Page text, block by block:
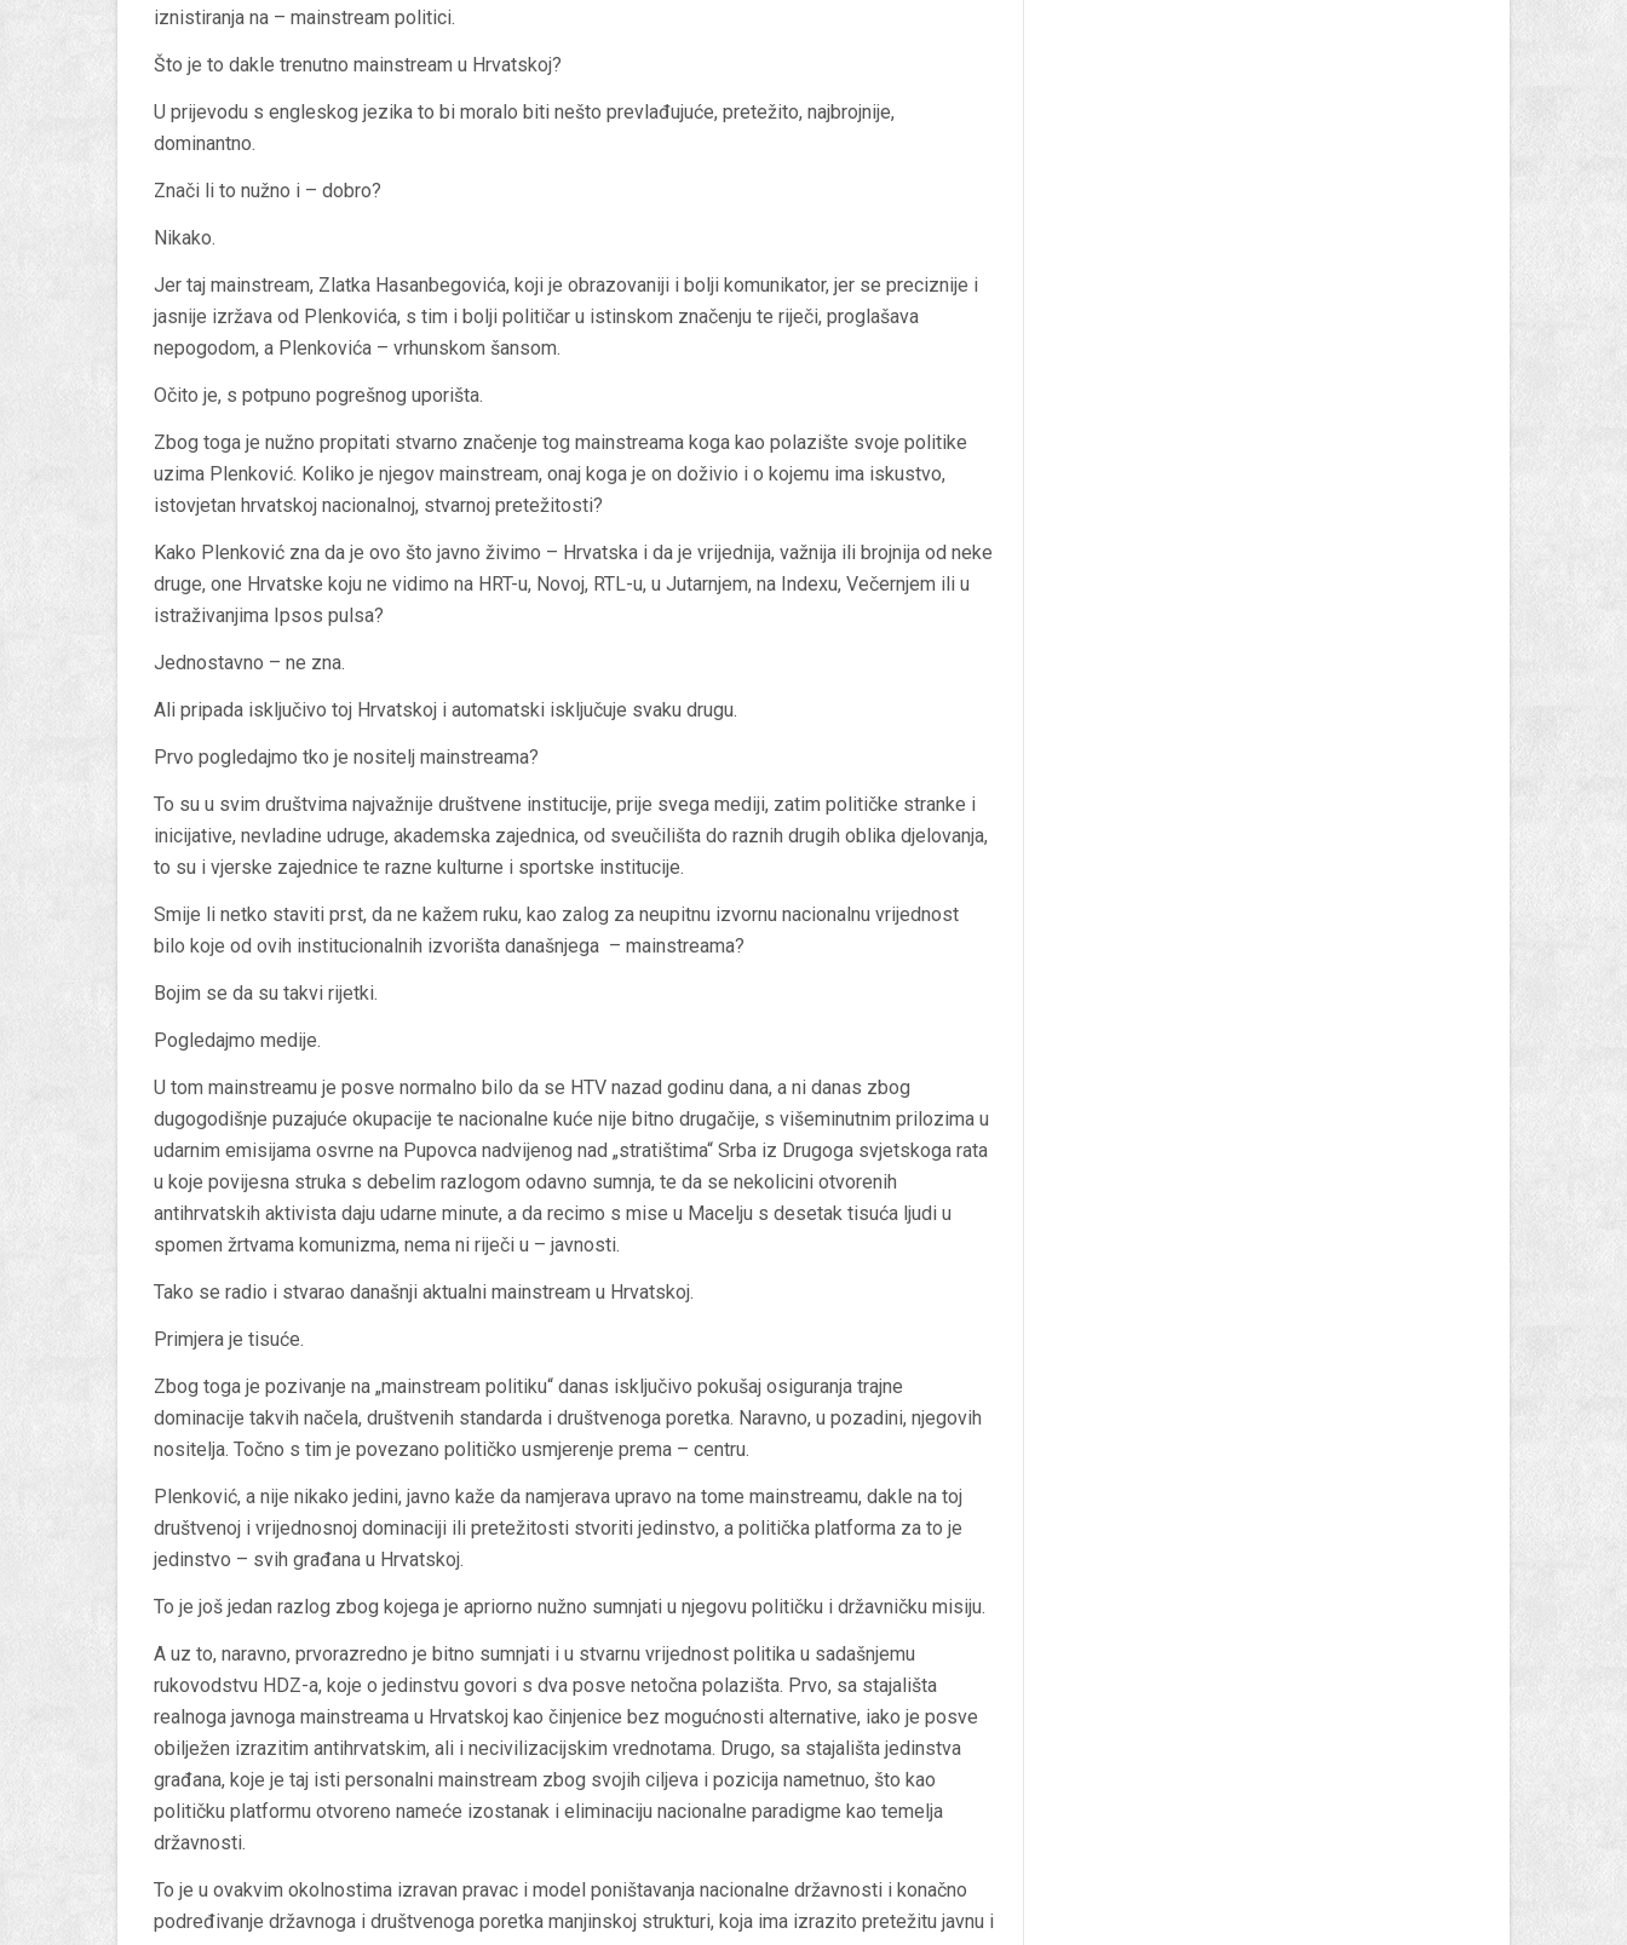
iznistiranja na – mainstream politici.
Što je to dakle trenutno mainstream u Hrvatskoj?
U prijevodu s engleskog jezika to bi moralo biti nešto prevlađujuće, pretežito, najbrojnije,
dominantno.
Znači li to nužno i – dobro?
Nikako.
Jer taj mainstream, Zlatka Hasanbegovića, koji je obrazovaniji i bolji komunikator, jer se preciznije i
jasnije izržava od Plenkovića, s tim i bolji političar u istinskom značenju te riječi, proglašava
nepogodom, a Plenkovića – vrhunskom šansom.
Očito je, s potpuno pogrešnog uporišta.
Zbog toga je nužno propitati stvarno značenje tog mainstreama koga kao polazište svoje politike
uzima Plenković. Koliko je njegov mainstream, onaj koga je on doživio i o kojemu ima iskustvo,
istovjetan hrvatskoj nacionalnoj, stvarnoj pretežitosti?
Kako Plenković zna da je ovo što javno živimo – Hrvatska i da je vrijednija, važnija ili brojnija od neke
druge, one Hrvatske koju ne vidimo na HRT-u, Novoj, RTL-u, u Jutarnjem, na Indexu, Večernjem ili u
istraživanjima Ipsos pulsa?
Jednostavno – ne zna.
Ali pripada isključivo toj Hrvatskoj i automatski isključuje svaku drugu.
Prvo pogledajmo tko je nositelj mainstreama?
To su u svim društvima najvažnije društvene institucije, prije svega mediji, zatim političke stranke i
inicijative, nevladine udruge, akademska zajednica, od sveučilišta do raznih drugih oblika djelovanja,
to su i vjerske zajednice te razne kulturne i sportske institucije.
Smije li netko staviti prst, da ne kažem ruku, kao zalog za neupitnu izvornu nacionalnu vrijednost
bilo koje od ovih institucionalnih izvorišta današnjega – mainstreama?
Bojim se da su takvi rijetki.
Pogledajmo medije.
U tom mainstreamu je posve normalno bilo da se HTV nazad godinu dana, a ni danas zbog
dugogodišnje puzajuće okupacije te nacionalne kuće nije bitno drugačije, s višeminutnim prilozima u
udarnim emisijama osvrne na Pupovca nadvijenog nad „stratištima“ Srba iz Drugoga svjetskoga rata
u koje povijesna struka s debelim razlogom odavno sumnja, te da se nekolicini otvorenih
antihrvatskih aktivista daju udarne minute, a da recimo s mise u Macelju s desetak tisuća ljudi u
spomen žrtvama komunizma, nema ni riječi u – javnosti.
Tako se radio i stvarao današnji aktualni mainstream u Hrvatskoj.
Primjera je tisuće.
Zbog toga je pozivanje na „mainstream politiku“ danas isključivo pokušaj osiguranja trajne
dominacije takvih načela, društvenih standarda i društvenoga poretka. Naravno, u pozadini, njegovih
nositelja. Točno s tim je povezano političko usmjerenje prema – centru.
Plenković, a nije nikako jedini, javno kaže da namjerava upravo na tome mainstreamu, dakle na toj
društvenoj i vrijednosnoj dominaciji ili pretežitosti stvoriti jedinstvo, a politička platforma za to je
jedinstvo – svih građana u Hrvatskoj.
To je još jedan razlog zbog kojega je apriorno nužno sumnjati u njegovu političku i državničku misiju.
A uz to, naravno, prvorazredno je bitno sumnjati i u stvarnu vrijednost politika u sadašnjemu
rukovodstvu HDZ-a, koje o jedinstvu govori s dva posve netočna polazišta. Prvo, sa stajališta
realnoga javnoga mainstreama u Hrvatskoj kao činjenice bez mogućnosti alternative, iako je posve
obilježen izrazitim antihrvatskim, ali i necivilizacijskim vrednotama. Drugo, sa stajališta jedinstva
građana, koje je taj isti personalni mainstream zbog svojih ciljeva i pozicija nametnuo, što kao
političku platformu otvoreno nameće izostanak i eliminaciju nacionalne paradigme kao temelja
državnosti.
To je u ovakvim okolnostima izravan pravac i model poništavanja nacionalne državnosti i konačno
podređivanje državnoga i društvenoga poretka manjinskoj strukturi, koja ima izrazito pretežitu javnu i